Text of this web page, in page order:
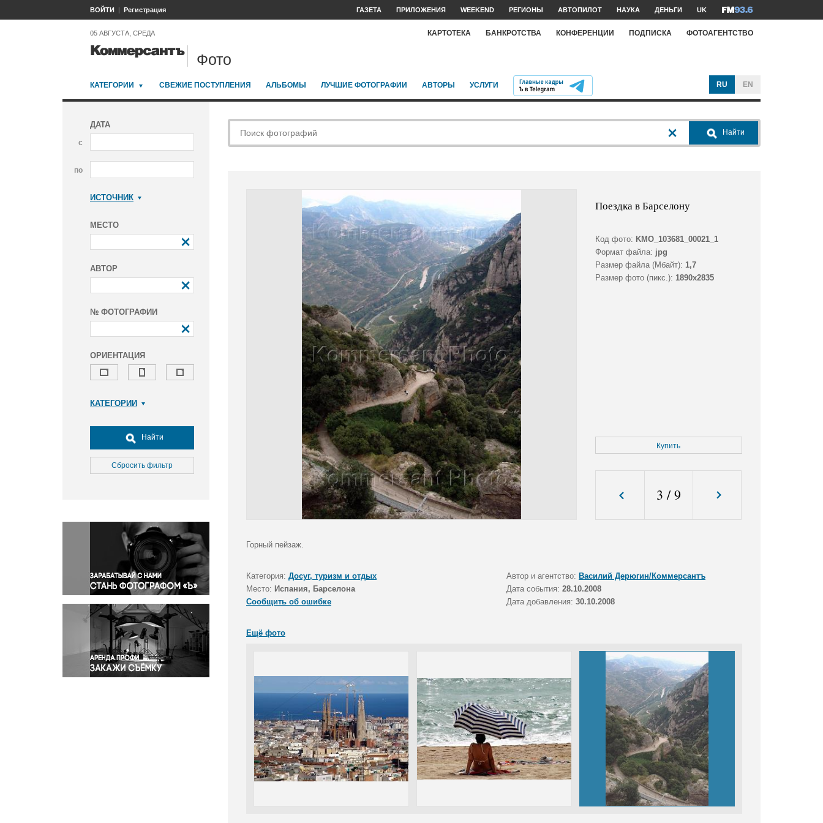
ВОЙТИ Регистрация ГАЗЕТА ПРИЛОЖЕНИЯ WEEKEND РЕГИОНЫ АВТОПИЛОТ НАУКА ДЕНЬГИ UK
05 АВГУСТА, СРЕДА КАРТОТЕКА БАНКРОТСТВА КОНФЕРЕНЦИИ ПОДПИСКА ФОТОАГЕНТСТВО
Фото
КАТЕГОРИИ СВЕЖИЕ ПОСТУПЛЕНИЯ АЛЬБОМЫ ЛУЧШИЕ ФОТОГРАФИИ АВТОРЫ УСЛУГИ RU EN
ДАТА
с
по
ИСТОЧНИК
МЕСТО
АВТОР
№ ФОТОГРАФИИ
ОРИЕНТАЦИЯ
КАТЕГОРИИ
Досуг, туризм и отдых
Культура
Медицина
Окружающая среда
Политика
Правосудие
Происшествия и конфликты
Религия
Светская жизнь
Спорт
Экология
Экономика и бизнес
Найти
Сбросить фильтр
Найти
Поездка в Барселону
Код фото: KMO_103681_00021_1
Формат файла: jpg
Размер файла (Мбайт): 1,7
Размер фото (пикс.): 1890x2835
Купить
3 /9
Горный пейзаж.
Категория: Досуг, туризм и отдых Автор и агентство: Василий Дерюгин/Коммерсантъ
Место: Испания, Барселона Дата события: 28.10.2008
Сообщить об ошибке
Дата добавления: 30.10.2008
Ещё фото